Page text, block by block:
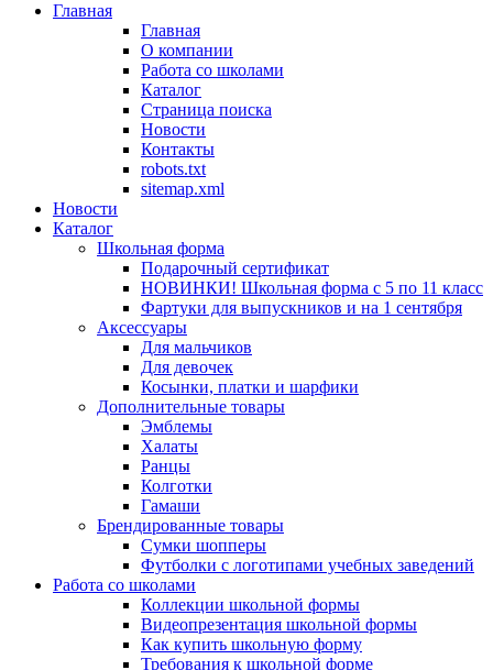
Главная
Главная
О компании
Работа со школами
Каталог
Страница поиска
Новости
Контакты
robots.txt
sitemap.xml
Новости
Каталог
Школьная форма
Подарочный сертификат
НОВИНКИ! Школьная форма с 5 по 11 класс
Фартуки для выпускников и на 1 сентября
Аксессуары
Для мальчиков
Для девочек
Косынки, платки и шарфики
Дополнительные товары
Эмблемы
Халаты
Ранцы
Колготки
Гамаши
Брендированные товары
Сумки шопперы
Футболки с логотипами учебных заведений
Работа со школами
Коллекции школьной формы
Видеопрезентация школьной формы
Как купить школьную форму
Требования к школьной форме